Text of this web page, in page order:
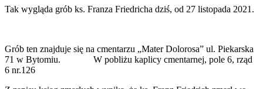
Tak wygląda grób ks. Franza Friedricha dziś, od 27 listopada 2021.
Grób ten znajduje się na cmentarzu „Mater Dolorosa” ul. Piekarska
71 w Bytomiu. W pobliżu kaplicy cmentarnej, pole 6, rząd
6 nr.126